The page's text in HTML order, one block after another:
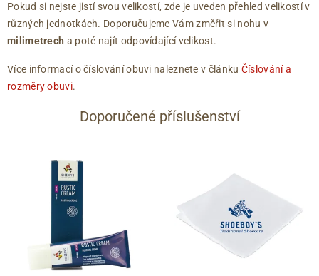
Pokud si nejste jistí svou velikostí, zde je uveden přehled velikostí v
různých jednotkách. Doporučujeme Vám změřit si nohu v
milimetrech a poté najít odpovídající velikost.
Více informací o číslování obuvi naleznete v článku Číslování a
rozměry obuvi.
Doporučené příslušenství